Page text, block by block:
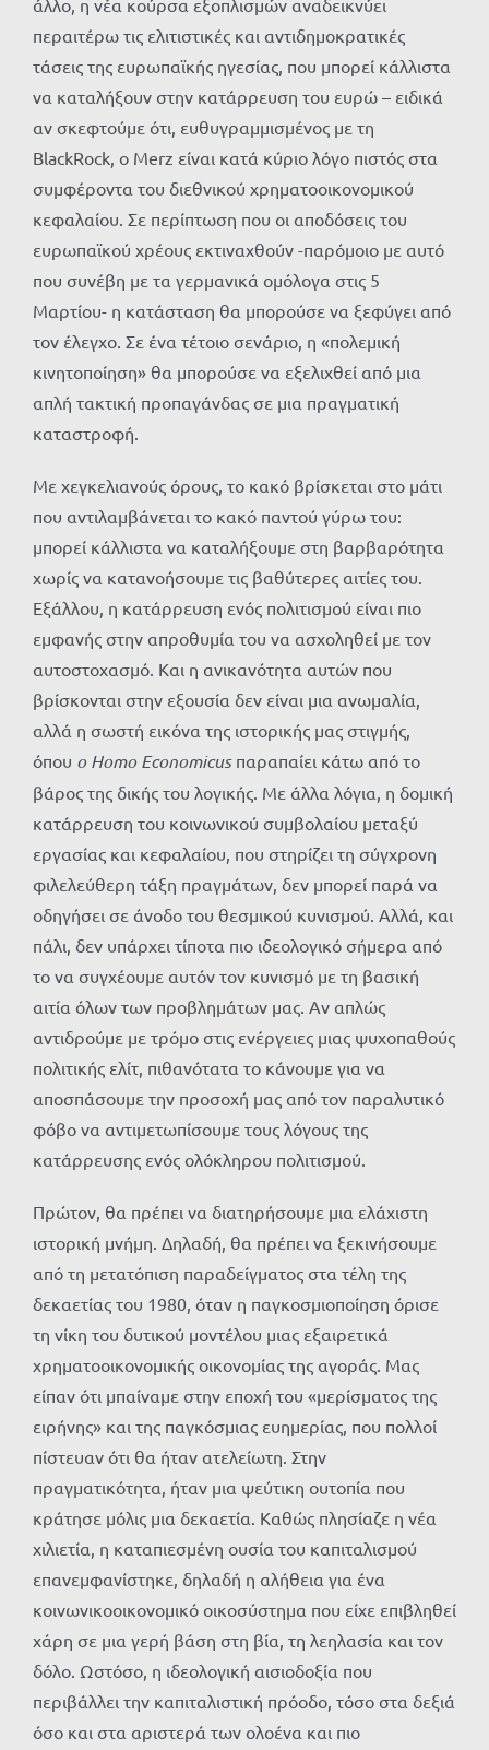
άλλο, η νέα κούρσα εξοπλισμών αναδεικνύει
περαιτέρω τις ελιτιστικές και αντιδημοκρατικές
τάσεις της ευρωπαϊκής ηγεσίας, που μπορεί κάλλιστα
να καταλήξουν στην κατάρρευση του ευρώ – ειδικά
αν σκεφτούμε ότι, ευθυγραμμισμένος με τη
BlackRock, ο Merz είναι κατά κύριο λόγο πιστός στα
συμφέροντα του διεθνικού χρηματοοικονομικού
κεφαλαίου. Σε περίπτωση που οι αποδόσεις του
ευρωπαϊκού χρέους εκτιναχθούν -παρόμοιο με αυτό
που συνέβη με τα γερμανικά ομόλογα στις 5
Μαρτίου- η κατάσταση θα μπορούσε να ξεφύγει από
τον έλεγχο. Σε ένα τέτοιο σενάριο, η «πολεμική
κινητοποίηση» θα μπορούσε να εξελιχθεί από μια
απλή τακτική προπαγάνδας σε μια πραγματική
καταστροφή.
Με χεγκελιανούς όρους, το κακό βρίσκεται στο μάτι
που αντιλαμβάνεται το κακό παντού γύρω του:
μπορεί κάλλιστα να καταλήξουμε στη βαρβαρότητα
χωρίς να κατανοήσουμε τις βαθύτερες αιτίες του.
Εξάλλου, η κατάρρευση ενός πολιτισμού είναι πιο
εμφανής στην απροθυμία του να ασχοληθεί με τον
αυτοστοχασμό. Και η ανικανότητα αυτών που
βρίσκονται στην εξουσία δεν είναι μια ανωμαλία,
αλλά η σωστή εικόνα της ιστορικής μας στιγμής,
όπου ο Homo Economicusπαραπαίει κάτω από το
βάρος της δικής του λογικής. Με άλλα λόγια, η δομική
κατάρρευση του κοινωνικού συμβολαίου μεταξύ
εργασίας και κεφαλαίου, που στηρίζει τη σύγχρονη
φιλελεύθερη τάξη πραγμάτων, δεν μπορεί παρά να
οδηγήσει σε άνοδο του θεσμικού κυνισμού. Αλλά, και
πάλι, δεν υπάρχει τίποτα πιο ιδεολογικό σήμερα από
το να συγχέουμε αυτόν τον κυνισμό με τη βασική
αιτία όλων των προβλημάτων μας. Αν απλώς
αντιδρούμε με τρόμο στις ενέργειες μιας ψυχοπαθούς
πολιτικής ελίτ, πιθανότατα το κάνουμε για να
αποσπάσουμε την προσοχή μας από τον παραλυτικό
φόβο να αντιμετωπίσουμε τους λόγους της
κατάρρευσης ενός ολόκληρου πολιτισμού.
Πρώτον, θα πρέπει να διατηρήσουμε μια ελάχιστη
ιστορική μνήμη. Δηλαδή, θα πρέπει να ξεκινήσουμε
από τη μετατόπιση παραδείγματος στα τέλη της
δεκαετίας του 1980, όταν η παγκοσμιοποίηση όρισε
τη νίκη του δυτικού μοντέλου μιας εξαιρετικά
χρηματοοικονομικής οικονομίας της αγοράς. Μας
είπαν ότι μπαίναμε στην εποχή του «μερίσματος της
ειρήνης» και της παγκόσμιας ευημερίας, που πολλοί
πίστευαν ότι θα ήταν ατελείωτη. Στην
πραγματικότητα, ήταν μια ψεύτικη ουτοπία που
κράτησε μόλις μια δεκαετία. Καθώς πλησίαζε η νέα
χιλιετία, η καταπιεσμένη ουσία του καπιταλισμού
επανεμφανίστηκε, δηλαδή η αλήθεια για ένα
κοινωνικοοικονομικό οικοσύστημα που είχε επιβληθεί
χάρη σε μια γερή βάση στη βία, τη λεηλασία και τον
δόλο. Ωστόσο, η ιδεολογική αισιοδοξία που
περιβάλλει την καπιταλιστική πρόοδο, τόσο στα δεξιά
όσο και στα αριστερά των ολοένα και πιο